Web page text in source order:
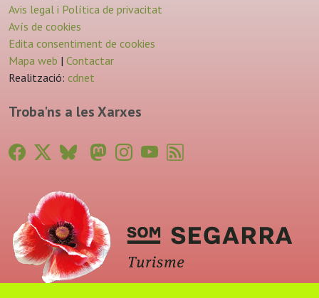
Avis legal i Política de privacitat
Avís de cookies
Edita consentiment de cookies
Mapa web | Contactar
Realització: cdnet
Troba'ns a les Xarxes